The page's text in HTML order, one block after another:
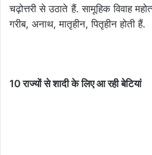
चढ़ोत्तरी से उठाते हैं. सामूहिक विवाह
गरीब, अनाथ, मातृहीन, पितृहीन होती हैं.
10 राज्यों से शादी के लिए आ रही बेटियां